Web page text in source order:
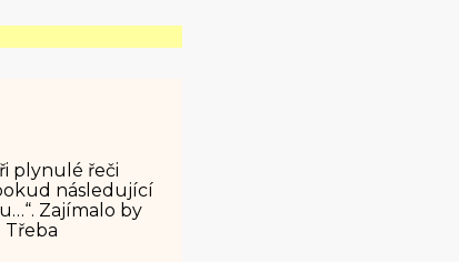
plynulé řeči
následující
Zajímalo by
Třeba